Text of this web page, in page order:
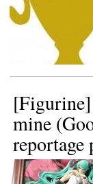
mine
reportage